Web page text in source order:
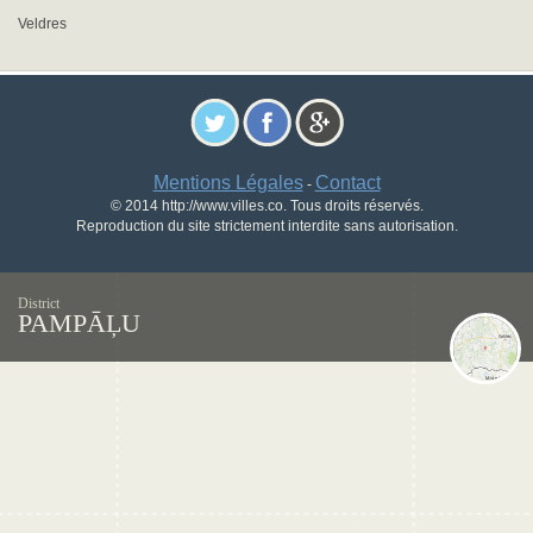
Veldres
Mentions Légales- Contact
© 2014 http://www.villes.co. Tous droits réservés.
Reproduction du site strictement interdite sans autorisation.
District
PAMPĀĻU